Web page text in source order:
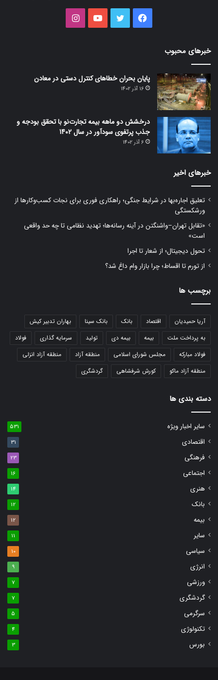
فیس
توییتر یوتیوب
خبرهای محبوب
پایان بحران خطا‌های کنترل دستی در معادن
16 آذر 1402
درخشش دو ماهه بیمه تجارت‌نو با تحقق بودجه و
جذب پرتفوی سودآور در سال 1402
6 آذر 1402
خبرهای اخیر
تعلیق اجاره‌بها در شرایط جنگی؛ راهکاری فوری برای نجات کسب‌وکارها از
ورشکستگی
«تقابل تهران–واشنگتن در آینه رسانه‌ها؛ تهدید نظامی تا چه حد واقعی
است»
تحول دیجیتال؛ از شعار تا اجرا
از تورم تا اقساط؛ چرا بازار وام داغ شد؟
برچسب ها
آریا حمیدیان اقتصاد بانک بانک سینا
بهاران تدبیر کیش
به پرداخت ملت
بیمه بیمه دی تولید سرمایه گذاری
فولاد
فولاد مبارکه
مجلس شورای اسلامی منطقه آزاد
منطقه آزاد انزلی
منطقه آزاد ماکو
کورش شرفشاهی گردشگری
دسته بندی ها
سایر اخبار ویژه 531
اقتصادی 31
فرهنگی 23
اجتماعی 16
هنری 14
بانک 12
بیمه 12
سایر 11
سیاسی 10
انرژی 9
ورزشی 7
گردشگری 7
سرگرمی 5
تکنولوژی 4
بورس 3